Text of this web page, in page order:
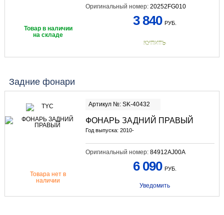
Оригинальный номер: 20252FG010
Товар в наличии
на складе
3 840 РУБ.
КУПИТЬ
Задние фонари
Артикул №: SK-40432
ФОНАРЬ ЗАДНИЙ ПРАВЫЙ
Год выпуска: 2010-
Оригинальный номер: 84912AJ00A
Товара нет в
наличии
6 090 РУБ.
Уведомить